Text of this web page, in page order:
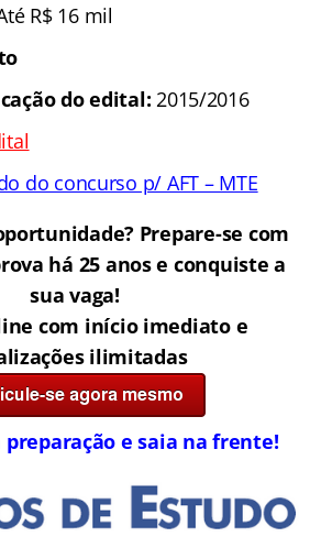
R$ 16 mil
do edital: 2015/2016
do concurso p/ AFT – MTE
Prepare-se com
há 25 anos e conquiste a
sua vaga!
com início imediato e
ilimitadas
e saia na frente!